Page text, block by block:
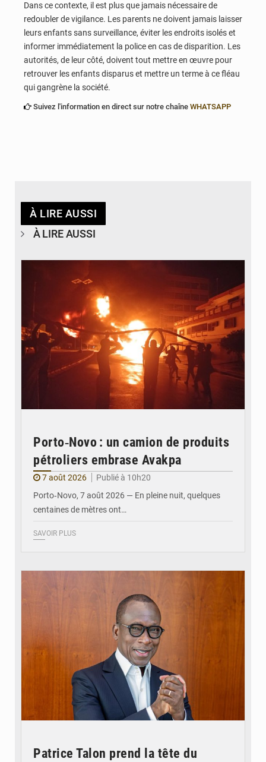
Dans ce contexte, il est plus que jamais nécessaire de
redoubler de vigilance. Les parents ne doivent jamais laisser
leurs enfants sans surveillance, éviter les endroits isolés et
informer immédiatement la police en cas de disparition. Les
autorités, de leur côté, doivent tout mettre en œuvre pour
retrouver les enfants disparus et mettre un terme à ce fléau
qui gangrène la société.
Suivez l'information en direct sur notre chaîne WHATSAPP
À LIRE AUSSI
À LIRE AUSSI
Porto‑Novo : un camion de produits
pétroliers embrase Avakpa
7 août 2026
Publié à 10h20
Porto‑Novo, 7 août 2026 — En pleine nuit, quelques
centaines de mètres ont…
SAVOIR PLUS
Patrice Talon prend la tête du